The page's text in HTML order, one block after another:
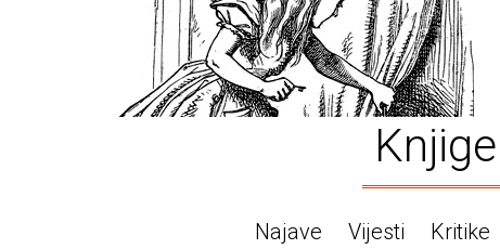
Knjige
Najave Vijesti Kritike